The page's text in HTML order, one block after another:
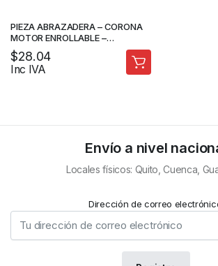
PIEZA ABRAZADERA – CORONA
MOTOR ENROLLABLE –
FORTEDOOR
$28.04
Inc IVA
Envío a nivel
Locales físicos: Quito, Cuenca,
Dirección de correo